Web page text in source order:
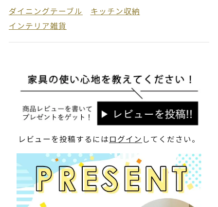
ダイニングテーブル
キッチン収納
インテリア雑貨
レビューを投稿するにはログイン してください。